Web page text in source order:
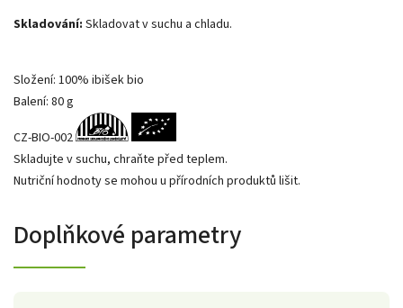
Skladování: Skladovat v suchu a chladu.
Složení: 100% ibišek bio
Balení: 80 g
CZ-BIO-002
Skladujte v suchu, chraňte před teplem.
Nutriční hodnoty se mohou u přírodních produktů lišit.
Doplňkové parametry